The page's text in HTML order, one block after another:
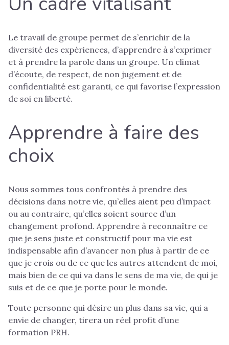
Le travail de groupe permet de s’enrichir de la
diversité des expériences, d’apprendre à s’exprimer
et à prendre la parole dans un groupe. Un climat
d’écoute, de respect, de non jugement et de
confidentialité est garanti, ce qui favorise l’expression
de soi en liberté.
Apprendre à faire des
choix
Nous sommes tous confrontés à prendre des
décisions dans notre vie, qu’elles aient peu d’impact
ou au contraire, qu’elles soient source d’un
changement profond. Apprendre à reconnaître ce
que je sens juste et constructif pour ma vie est
indispensable afin d’avancer non plus à partir de ce
que je crois ou de ce que les autres attendent de moi,
mais bien de ce qui va dans le sens de ma vie, de qui je
suis et de ce que je porte pour le monde.
Toute personne qui désire un plus dans sa vie, qui a
envie de changer, tirera un réel profit d’une
formation PRH.